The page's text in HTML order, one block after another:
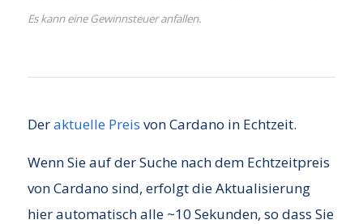
Es kann eine Gewinnsteuer anfallen.
Deraktuelle Preis von Cardano in Echtzeit.
Wenn Sie auf der Suche nach dem Echtzeitpreis
von Cardano sind, erfolgt die Aktualisierung
hier automatisch alle ~10 Sekunden, so dass Sie